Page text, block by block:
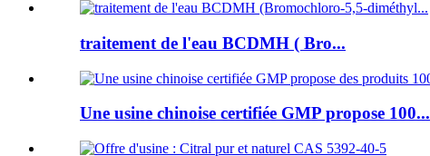
traitement de l'eau BCDMH ( Bro...
Une usine chinoise certifiée GMP propose 100...